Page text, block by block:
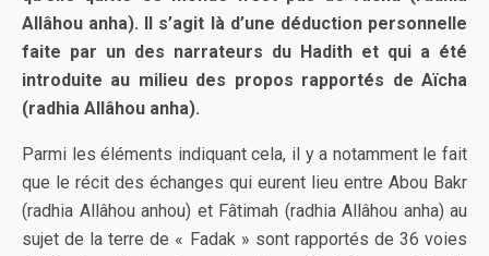
Allâhou anha). Il s’agit là d’une déduction personnelle
faite par un des narrateurs du Hadith et qui a été
introduite au milieu des propos rapportés de Aïcha
(radhia Allâhou anha).
Parmi les éléments indiquant cela, il y a notamment le fait
que le récit des échanges qui eurent lieu entre Abou Bakr
(radhia Allâhou anhou) et Fâtimah (radhia Allâhou anha) au
sujet de la terre de « Fadak » sont rapportés de 36 voies